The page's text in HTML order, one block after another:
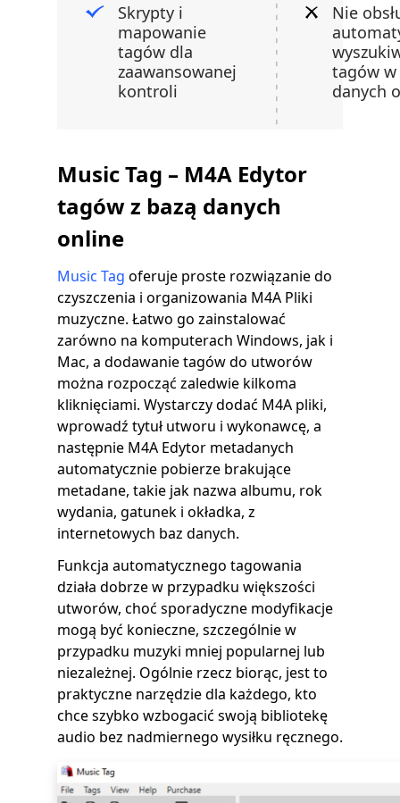
Skrypty i
mapowanie
tagów dla
zaawansowanej
kontroli
Nie
tagów w
danych
Music Tag – M4A Edytor
tagów z bazą danych
online
Music Tag oferuje proste rozwiązanie do
czyszczenia i organizowania M4A Pliki
muzyczne. Łatwo go zainstalować
zarówno na komputerach Windows, jak i
Mac, a dodawanie tagów do utworów
można rozpocząć zaledwie kilkoma
kliknięciami. Wystarczy dodać M4A pliki,
wprowadź tytuł utworu i wykonawcę, a
następnie M4A Edytor metadanych
automatycznie pobierze brakujące
metadane, takie jak nazwa albumu, rok
wydania, gatunek i okładka, z
internetowych baz danych.
Funkcja automatycznego tagowania
działa dobrze w przypadku większości
utworów, choć sporadyczne modyfikacje
mogą być konieczne, szczególnie w
przypadku muzyki mniej popularnej lub
niezależnej. Ogólnie rzecz biorąc, jest to
praktyczne narzędzie dla każdego, kto
chce szybko wzbogacić swoją bibliotekę
audio bez nadmiernego wysiłku ręcznego.